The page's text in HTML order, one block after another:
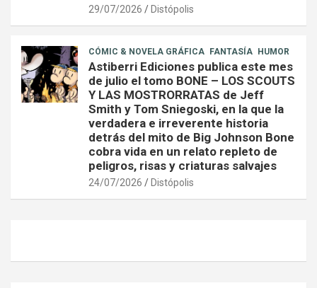
29/07/2026 Distópolis
CÓMIC & NOVELA GRÁFICA FANTASÍA HUMOR
Astiberri Ediciones publica este mes
de julio el tomo BONE – LOS SCOUTS
Y LAS MOSTRORRATAS de Jeff
Smith y Tom Sniegoski, en la que la
verdadera e irreverente historia
detrás del mito de Big Johnson Bone
cobra vida en un relato repleto de
peligros, risas y criaturas salvajes
24/07/2026 Distópolis